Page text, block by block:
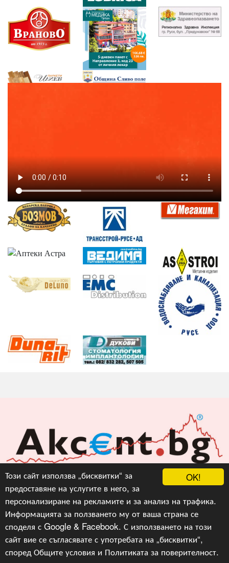
OK!
Този сайт използва „бисквитки“ за
предоставяне на услугите в него, за
персонализиране на рекламите и за анализ на трафика.
Информацията за ползването му от ваша страна се
споделя с Google & Facebook. С използването на този
сайт вие се съгласявате с употребата на „бисквитки“,
споредОбщите условия и Политиката за поверителност.
Акцент БГ ЕООД
info@akcent.bg
Facebook
Copyright © 2010, 2016, 2018-2022, 2023, v.3.0,
Акцент